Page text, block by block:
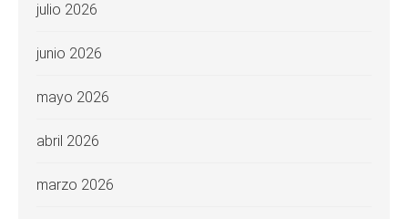
julio 2026
junio 2026
mayo 2026
abril 2026
marzo 2026